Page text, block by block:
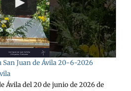
Juan de Ávila 20-6-2026
Ávila del 20 de junio de 2026 de